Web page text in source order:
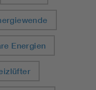
Energien